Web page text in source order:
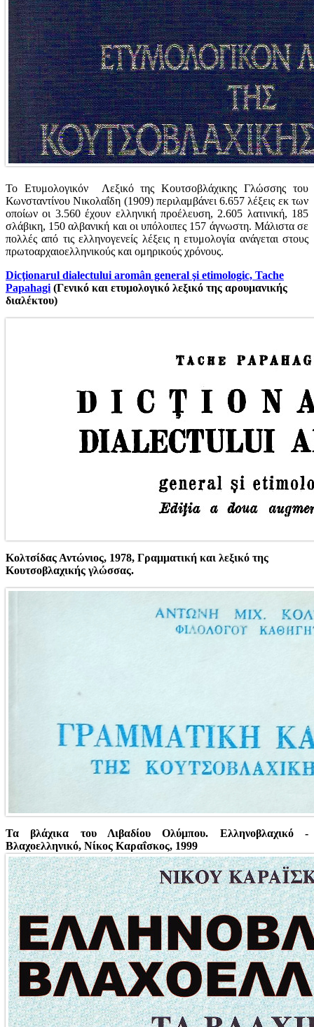
Το Ετυμολογικόν Λεξικό της Κουτσοβλάχικης Γλώσσης του
Κωνσταντίνου Νικολαΐδη (1909) περιλαμβάνει 6.657 λέξεις εκ των
οποίων οι 3.560 έχουν ελληνική προέλευση, 2.605 λατινική, 185
σλάβικη, 150 αλβανική και οι υπόλοιπες 157 άγνωστη. Μάλιστα σε
πολλές από τις ελληνογενείς λέξεις η ετυμολογία ανάγεται στους
πρωτοαρχαιοελληνικούς και ομηρικούς χρόνους.
Dicţionarul dialectului aromân general şi etimologic, Tache
Papahagi (Γενικό και ετυμολογικό λεξικό της αρουμανικής
διαλέκτου)
Κολτσίδας Αντώνιος, 1978, Γραμματική και λεξικό της
Κουτσοβλαχικής γλώσσας.
Τα βλάχικα του Λιβαδίου Ολύμπου. Ελληνοβλαχικό -
Βλαχοελληνικό, Νίκος Καραΐσκος, 1999